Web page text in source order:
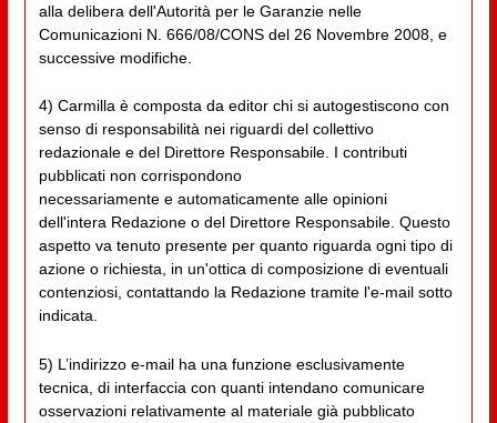
alla delibera dell'Autorità per le Garanzie nelle
Comunicazioni N. 666/08/CONS del 26 Novembre 2008, e
successive modifiche.
4) Carmilla è composta da editor chi si autogestiscono con
senso di responsabilità nei riguardi del collettivo
redazionale e del Direttore Responsabile. I contributi
pubblicati non corrispondono
necessariamente e automaticamente alle opinioni
dell'intera Redazione o del Direttore Responsabile. Questo
aspetto va tenuto presente per quanto riguarda ogni tipo di
azione o richiesta, in un'ottica di composizione di eventuali
contenziosi, contattando la Redazione tramite l'e-mail sotto
indicata.
5) L’indirizzo e-mail ha una funzione esclusivamente
tecnica, di interfaccia con quanti intendano comunicare
osservazioni relativamente al materiale già pubblicato